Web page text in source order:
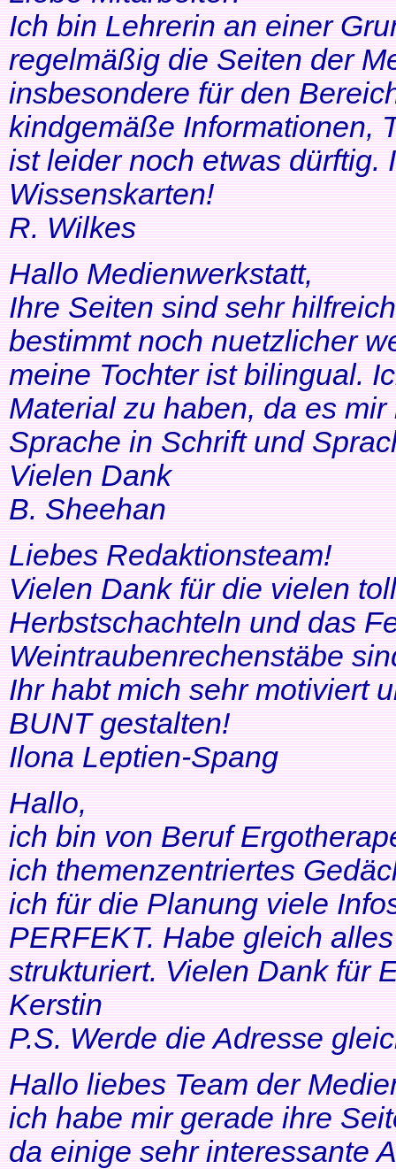
Ich bin Lehrerin an einer
regelmäßig die Seiten der
insbesondere für den
kindgemäße Informationen,
ist leider noch etwas dürftig.
Wissenskarten!
R. Wilkes
Hallo Medienwerkstatt,
Ihre Seiten sind sehr
bestimmt noch nuetzlicher
meine Tochter ist bilingual.
Material zu haben, da es
Sprache in Schrift und
Vielen Dank
B. Sheehan
Liebes Redaktionsteam!
Vielen Dank für die vielen
Herbstschachteln und das
Weintraubenrechenstäbe
Ihr habt mich sehr motiviert
BUNT gestalten!
Ilona Leptien-Spang
Hallo,
ich bin von Beruf
ich themenzentriertes
ich für die Planung viele
PERFEKT. Habe gleich
strukturiert. Vielen Dank für
Kerstin
P.S. Werde die Adresse
Hallo liebes Team der
ich habe mir gerade ihre
da einige sehr interessante